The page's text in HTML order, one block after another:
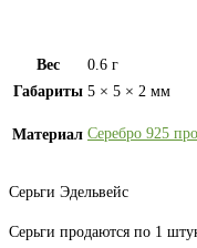
Вес
0.6 г
Габариты 5 × 5 × 2 мм
Материал Серебро 925
Серьги Эдельвейс
Серьги продаются по 1